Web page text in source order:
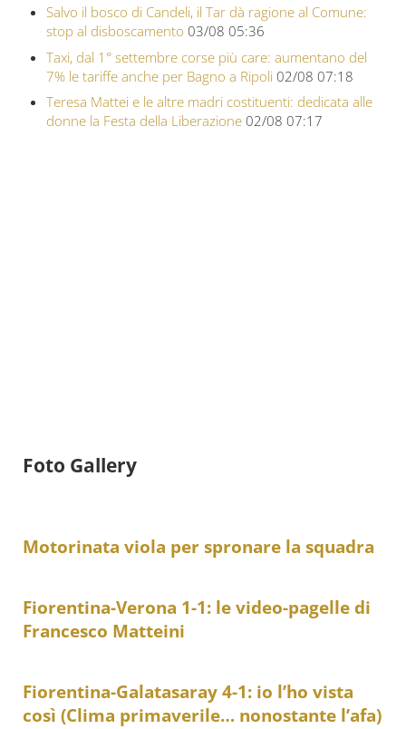
Salvo il bosco di Candeli, il Tar dà ragione al Comune:
stop al disboscamento 03/08 05:36
Taxi, dal 1° settembre corse più care: aumentano del
7% le tariffe anche per Bagno a Ripoli 02/08 07:18
Teresa Mattei e le altre madri costituenti: dedicata alle
donne la Festa della Liberazione 02/08 07:17
Foto Gallery
Motorinata viola per spronare la squadra
Fiorentina-Verona 1-1: le video-pagelle di
Francesco Matteini
Fiorentina-Galatasaray 4-1: io l’ho vista
così (Clima primaverile… nonostante l’afa)